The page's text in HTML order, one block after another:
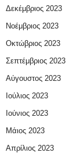
Δεκέμβριος 2023
Νοέμβριος 2023
Οκτώβριος 2023
Σεπτέμβριος 2023
Αύγουστος 2023
Ιούλιος 2023
Ιούνιος 2023
Μάιος 2023
Απρίλιος 2023